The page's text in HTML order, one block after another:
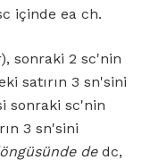
içinde ea ch.
sonraki 2 sc'nin
satırın 3 sn'sini
sonraki sc'nin
3 sn'sini
dedc,